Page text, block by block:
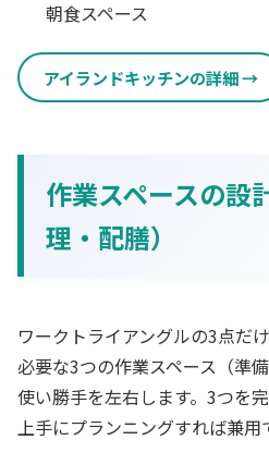
朝食スペース
アイランドキッチンの詳細
作業スペースの設
理・配膳）
ワークトライアングルの3点だ
必要な3つの作業スペース（準
使い勝手を左右します。3つを
上手にプランニングすれば兼用